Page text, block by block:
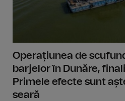
Operațiunea de
barjelor în Dunăre,
Primele efecte sunt
seară